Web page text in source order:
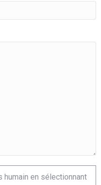
en sélectionnant